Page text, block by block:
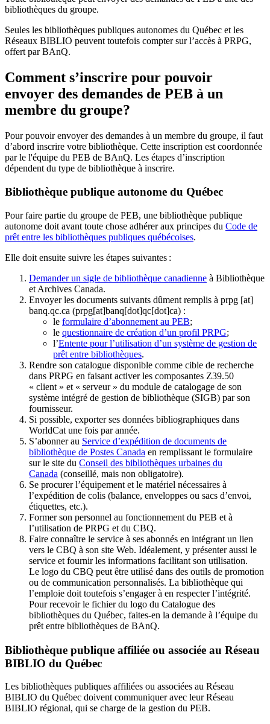
bibliothèques du groupe.
Seules les bibliothèques publiques autonomes du Québec et les
Réseaux BIBLIO peuvent toutefois compter sur l’accès à PRPG,
offert par BAnQ.
Comment s’inscrire pour pouvoir
envoyer des demandes de PEB à un
membre du groupe?
Pour pouvoir envoyer des demandes à un membre du groupe, il faut
d’abord inscrire votre bibliothèque. Cette inscription est coordonnée
par le l'équipe du PEB de BAnQ. Les étapes d’inscription
dépendent du type de bibliothèque à inscrire.
Bibliothèque publique autonome du Québec
Pour faire partie du groupe de PEB, une bibliothèque publique
autonome doit avant toute chose adhérer aux principes du Code de
prêt entre les bibliothèques publiques québécoises.
Elle doit ensuite suivre les étapes suivantes :
Demander un sigle de bibliothèque canadienne à Bibliothèque
et Archives Canada.
Envoyer les documents suivants dûment remplis à prpg [at]
banq.qc.ca (prpg[at]banq[dot]qc[dot]ca) :
le formulaire d’abonnement au PEB;
le questionnaire de création d’un profil PRPG;
l’Entente pour l’utilisation d’un système de gestion de
prêt entre bibliothèques.
Rendre son catalogue disponible comme cible de recherche
dans PRPG en faisant activer les composantes Z39.50
« client » et « serveur » du module de catalogage de son
système intégré de gestion de bibliothèque (SIGB) par son
fournisseur.
Si possible, exporter ses données bibliographiques dans
WorldCat une fois par année.
S’abonner au Service d’expédition de documents de
bibliothèque de Postes Canada en remplissant le formulaire
sur le site du Conseil des bibliothèques urbaines du
Canada (conseillé, mais non obligatoire).
Se procurer l’équipement et le matériel nécessaires à
l’expédition de colis (balance, enveloppes ou sacs d’envoi,
étiquettes, etc.).
Former son personnel au fonctionnement du PEB et à
l’utilisation de PRPG et du CBQ.
Faire connaître le service à ses abonnés en intégrant un lien
vers le CBQ à son site Web. Idéalement, y présenter aussi le
service et fournir les informations facilitant son utilisation.
Le logo du CBQ peut être utilisé dans des outils de promotion
ou de communication personnalisés. La bibliothèque qui
l’emploie doit toutefois s’engager à en respecter l’intégrité.
Pour recevoir le fichier du logo du Catalogue des
bibliothèques du Québec, faites-en la demande à l’équipe du
prêt entre bibliothèques de BAnQ.
Bibliothèque publique affiliée ou associée au Réseau
BIBLIO du Québec
Les bibliothèques publiques affiliées ou associées au Réseau
BIBLIO du Québec doivent communiquer avec leur Réseau
BIBLIO régional, qui se charge de la gestion du PEB.